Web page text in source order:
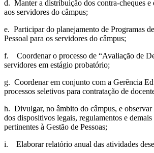
d. Manter a distribuição dos contra-cheques e
aos servidores do câmpus;
e. Participar do planejamento de Programas
Pessoal para os servidores do câmpus;
f. Coordenar o processo de “Avaliação de
servidores em estágio probatório;
g. Coordenar em conjunto com a Gerência
processos seletivos para contratação de
h. Divulgar, no âmbito do câmpus, e
dos dispositivos legais, regulamentos e
pertinentes à Gestão de Pessoas;
i. Elaborar relatório anual das atividades